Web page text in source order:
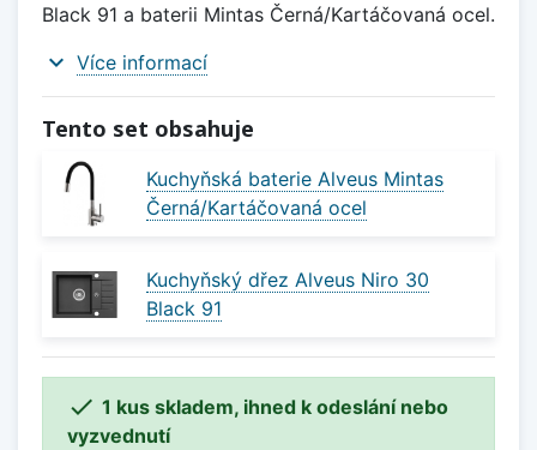
Black 91 a baterii Mintas Černá/Kartáčovaná ocel.
expand_more Více informací
Tento set obsahuje
Kuchyňská baterie Alveus Mintas
Černá/Kartáčovaná ocel
Kuchyňský dřez Alveus Niro 30
Black 91
 1 kus skladem, ihned k odeslání nebo
vyzvednutí